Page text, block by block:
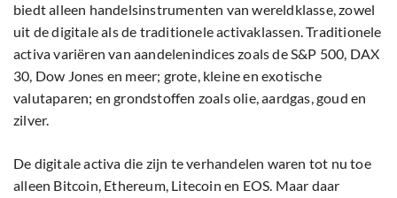
biedt alleen handelsinstrumenten van wereldklasse, zowel
uit de digitale als de traditionele activaklassen. Traditionele
activa variëren van aandelenindices zoals de S&P 500, DAX
30, Dow Jones en meer; grote, kleine en exotische
valutaparen; en grondstoffen zoals olie, aardgas, goud en
zilver.
De digitale activa die zijn te verhandelen waren tot nu toe
alleen Bitcoin, Ethereum, Litecoin en EOS. Maar daar